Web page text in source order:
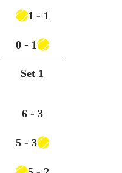
1 - 1
0- 1
Set 1
6 - 3
5 - 3